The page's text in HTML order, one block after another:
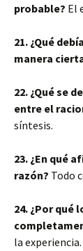
probable? El
21. ¿Qué
manera
22. ¿Qué se
entre el
síntesis.
23. ¿En qué
razón? Todo
24. ¿Por qué
la experiencia.